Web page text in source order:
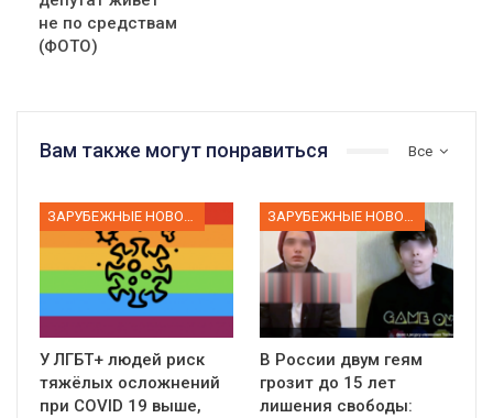
не по средствам
(ФОТО)
Все
Вам также могут понравиться
ЗАРУБЕЖНЫЕ НОВОСТИ
У ЛГБТ+ людей риск
тяжёлых осложнений
при COVID 19 выше,
ЗАРУБЕЖНЫЕ НОВОСТИ
В России двум геям
грозит до 15 лет
лишения свободы: